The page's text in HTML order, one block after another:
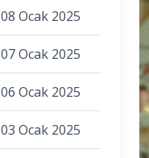
08 Ocak 2025
07 Ocak 2025
06 Ocak 2025
03 Ocak 2025